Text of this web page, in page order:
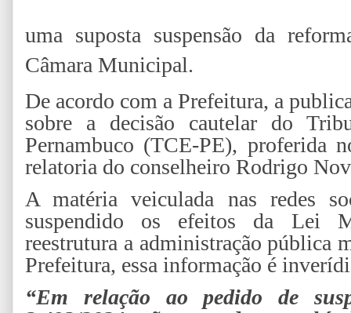
uma suposta suspensão da
Câmara Municipal.
De acordo com a Prefeitura, a
sobre a decisão cautelar do
Pernambuco (TCE-PE), proferida
relatoria do conselheiro Rodrigo
A matéria veiculada nas redes
suspendido os efeitos da Lei
reestrutura a administração pública
Prefeitura, essa informação é
“Em relação ao pedido de